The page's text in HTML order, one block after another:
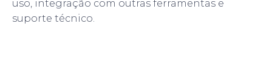
uso, integração com outras ferramentas e
suporte técnico.